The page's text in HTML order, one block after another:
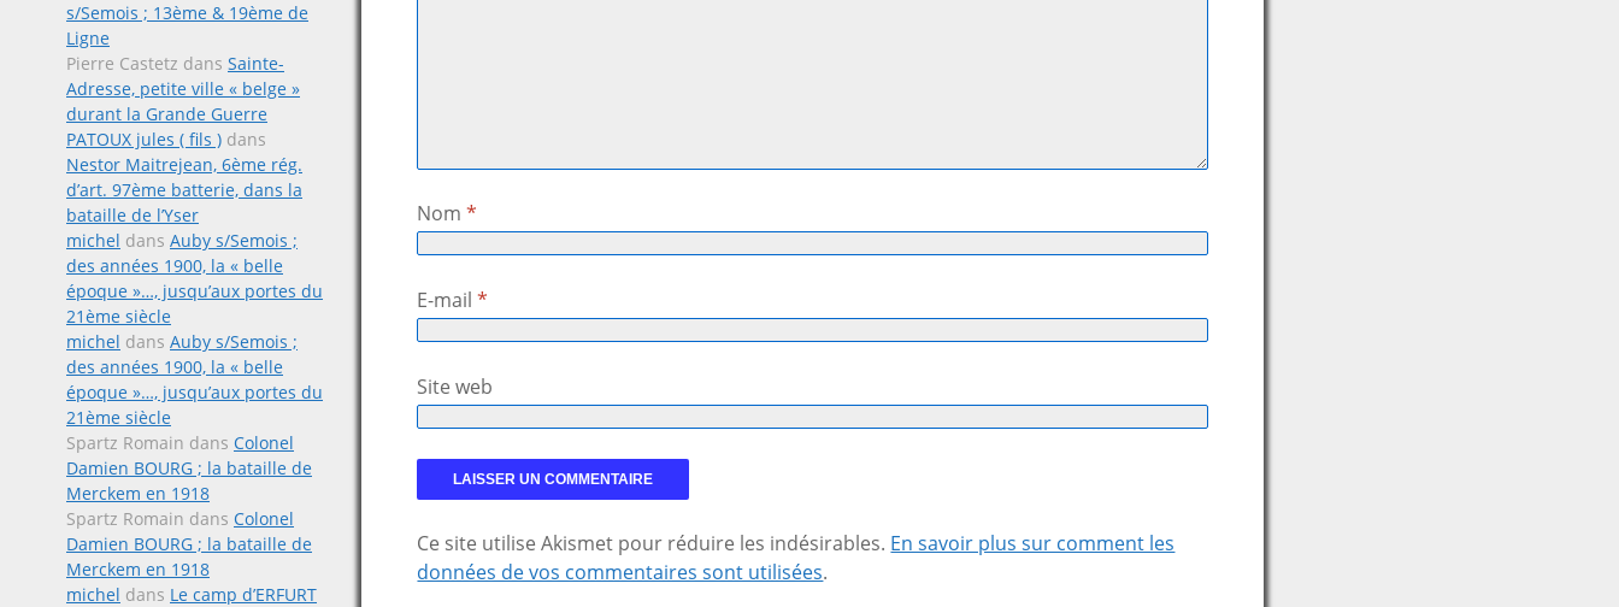
s/Semois ; 13ème & 19ème de
Ligne
Pierre Castetz dans Sainte-
Adresse, petite ville « belge »
durant la Grande Guerre
PATOUX jules ( fils ) dans
Nestor Maitrejean, 6ème rég.
d’art. 97ème batterie, dans la
bataille de l’Yser
michel dans Auby s/Semois ;
des années 1900, la « belle
époque »…, jusqu’aux portes du
21ème siècle
michel dans Auby s/Semois ;
des années 1900, la « belle
époque »…, jusqu’aux portes du
21ème siècle
Spartz Romain dans Colonel
Damien BOURG ; la bataille de
Merckem en 1918
Spartz Romain dans Colonel
Damien BOURG ; la bataille de
Merckem en 1918
michel dans Le camp d’ERFURT
Nom*
E-mail*
Site web
Ce site utilise Akismet pour réduire les indésirables. En savoir plus sur comment les
données de vos commentaires sont utilisées.